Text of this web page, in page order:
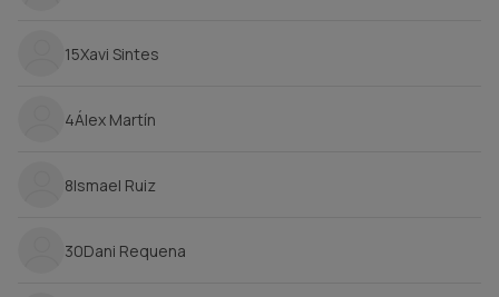
15Xavi Sintes
4Álex Martín
8Ismael Ruiz
30Dani Requena